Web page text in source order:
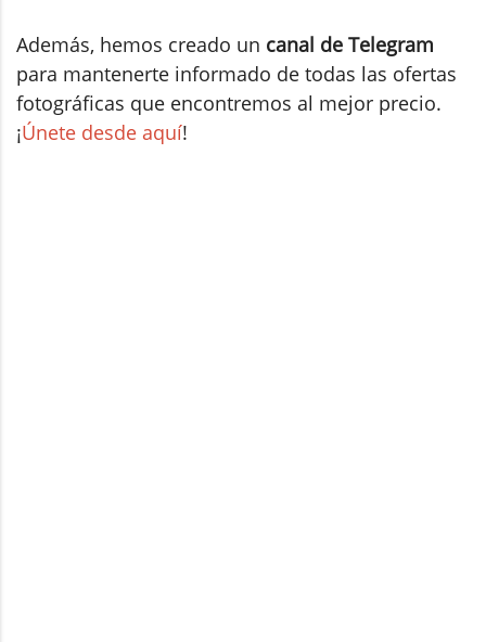
Además, hemos creado un canal de Telegram
para mantenerte informado de todas las ofertas
fotográficas que encontremos al mejor precio.
¡Únete desde aquí!